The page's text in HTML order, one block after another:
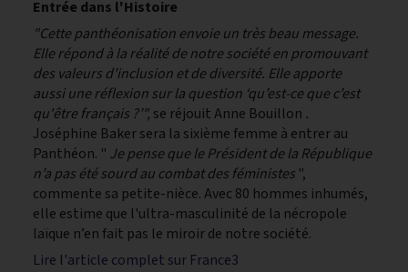
Entrée dans l'Histoire
"Cette panthéonisation envoie un très beau message.
Elle répond à la réalité de notre société en promouvant
des valeurs d’inclusion et de diversité. Elle apporte
aussi une réflexion sur la question ‘qu’est-ce que c’est
qu'être français ?’", se réjouit Anne Bouillon .
Joséphine Baker sera la sixième femme à entrer au
Panthéon. " Je pense que le Président de la République
n’a pas été sourd au combat des féministes ",
commente sa petite-nièce. Avec 80 hommes inhumés,
elle estime que l'ultra-masculinité de la nécropole
laïque n’en fait pas le miroir de notre société.
Lire l'article complet sur France3